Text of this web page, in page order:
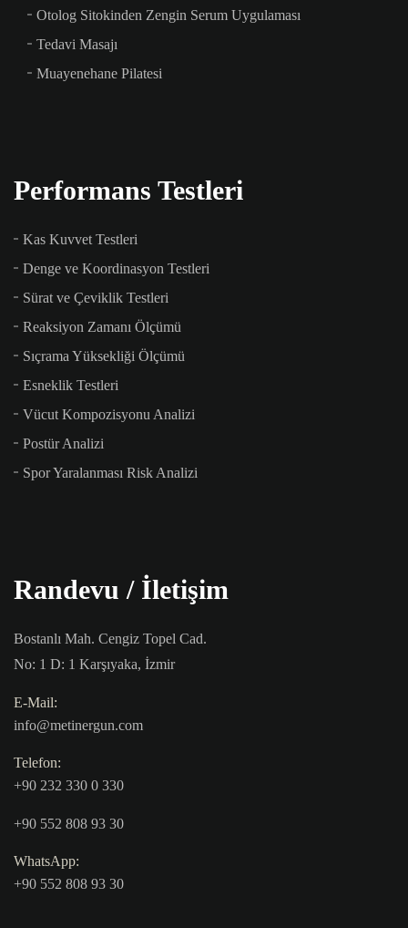
Otolog Sitokinden Zengin Serum Uygulaması
Tedavi Masajı
Muayenehane Pilatesi
Performans Testleri
Kas Kuvvet Testleri
Denge ve Koordinasyon Testleri
Sürat ve Çeviklik Testleri
Reaksiyon Zamanı Ölçümü
Sıçrama Yüksekliği Ölçümü
Esneklik Testleri
Vücut Kompozisyonu Analizi
Postür Analizi
Spor Yaralanması Risk Analizi
Randevu / İletişim
Bostanlı Mah. Cengiz Topel Cad.
No: 1 D: 1 Karşıyaka, İzmir
E-Mail:
info@metinergun.com
Telefon:
+90 232 330 0 330
+90 552 808 93 30
WhatsApp:
+90 552 808 93 30